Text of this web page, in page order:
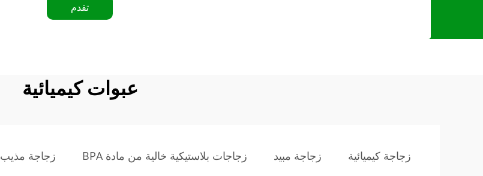
تقدم
عبوات كيميائية
زجاجة كيميائية زجاجة مبيد زجاجات بلاستيكية خالية من مادة BPA زجاجة مذيب